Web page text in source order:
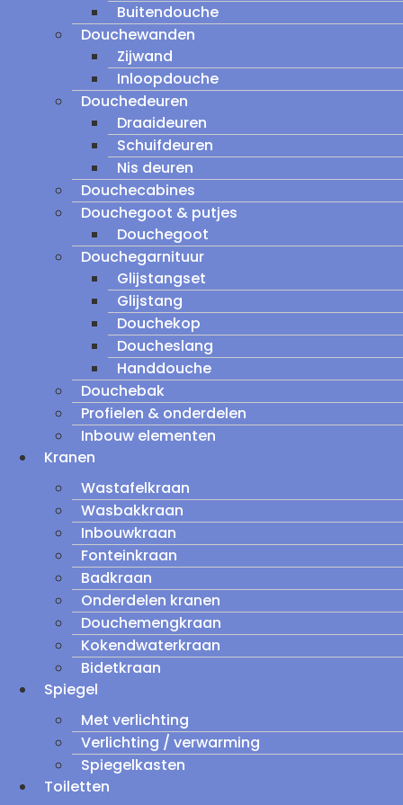
Buitendouche
Douchewanden
Zijwand
Inloopdouche
Douchedeuren
Draaideuren
Schuifdeuren
Nis deuren
Douchecabines
Douchegoot & putjes
Douchegoot
Douchegarnituur
Glijstangset
Glijstang
Douchekop
Doucheslang
Handdouche
Douchebak
Profielen & onderdelen
Inbouw elementen
Kranen
Wastafelkraan
Wasbakkraan
Inbouwkraan
Fonteinkraan
Badkraan
Onderdelen kranen
Douchemengkraan
Kokendwaterkraan
Bidetkraan
Spiegel
Met verlichting
Verlichting / verwarming
Spiegelkasten
Toiletten